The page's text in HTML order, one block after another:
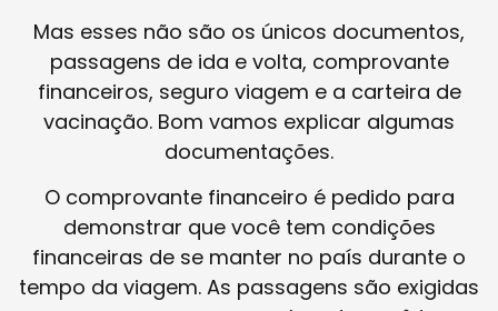
Mas esses não são os únicos documentos,
passagens de ida e volta, comprovante
financeiros, seguro viagem e a carteira de
vacinação. Bom vamos explicar algumas
documentações.
O comprovante financeiro é pedido para
demonstrar que você tem condições
financeiras de se manter no país durante o
tempo da viagem. As passagens são exigidas